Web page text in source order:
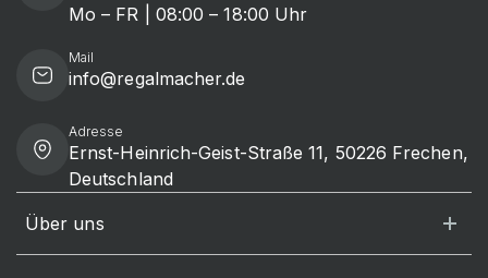
Mo – FR | 08:00 – 18:00 Uhr
Mail
info@regalmacher.de
Adresse
Ernst-Heinrich-Geist-Straße 11, 50226 Frechen,
Deutschland
Über uns